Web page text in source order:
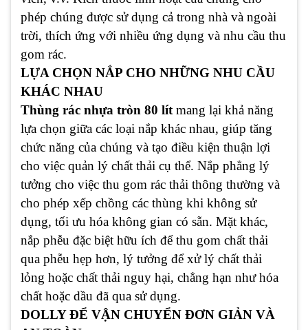
phép chúng được sử dụng cả trong nhà và ngoài
trời, thích ứng với nhiều ứng dụng và nhu cầu thu
gom rác.
LỰA CHỌN NẮP CHO NHỮNG NHU CẦU
KHÁC NHAU
Thùng rác nhựa tròn 80 lít mang lại khả năng
lựa chọn giữa các loại nắp khác nhau, giúp tăng
chức năng của chúng và tạo điều kiện thuận lợi
cho việc quản lý chất thải cụ thể. Nắp phẳng lý
tưởng cho việc thu gom rác thải thông thường và
cho phép xếp chồng các thùng khi không sử
dụng, tối ưu hóa không gian có sẵn. Mặt khác,
nắp phễu đặc biệt hữu ích để thu gom chất thải
qua phễu hẹp hơn, lý tưởng để xử lý chất thải
lỏng hoặc chất thải nguy hại, chẳng hạn như hóa
chất hoặc dầu đã qua sử dụng.
DOLLY ĐỂ VẬN CHUYỂN ĐƠN GIẢN VÀ